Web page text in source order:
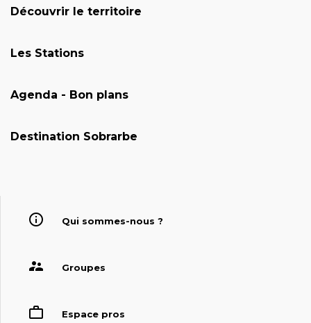
Découvrir le territoire
Les Stations
Agenda - Bon plans
Destination Sobrarbe
Qui sommes-nous ?
Groupes
Espace pros